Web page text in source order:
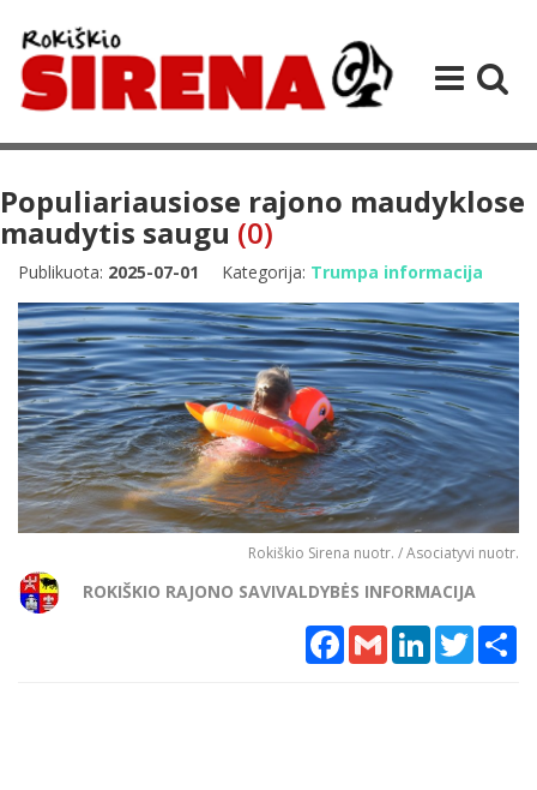
Populiariausiose rajono maudyklose
maudytis saugu (0)
Publikuota: 2025-07-01 Kategorija: Trumpa informacija
Rokiškio Sirena nuotr. / Asociatyvi nuotr.
ROKIŠKIO RAJONO SAVIVALDYBĖS INFORMACIJA
Facebook
Gmail LinkedInTwitter